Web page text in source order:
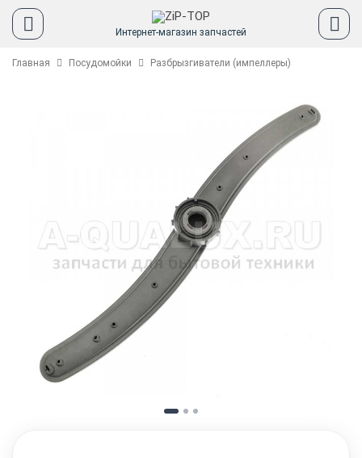
Интернет-магазин запчастей
Главная Посудомойки Разбрызгиватели (импеллеры)